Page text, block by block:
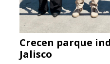
Crecen parque
Jalisco